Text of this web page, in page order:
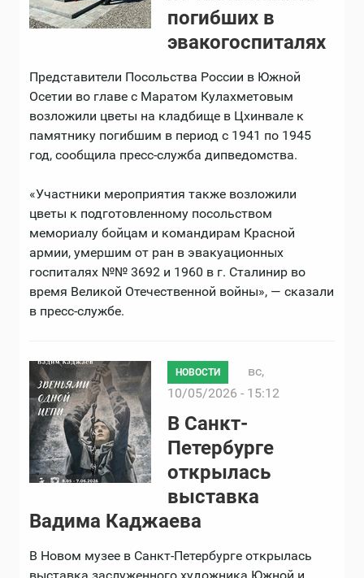
погибших в
эвакогоспиталях
Представители Посольства России в Южной
Осетии во главе с Маратом Кулахметовым
возложили цветы на кладбище в Цхинвале к
памятнику погибшим в период с 1941 по 1945
год, сообщила пресс-служба дипведомства.
«Участники мероприятия также возложили
цветы к подготовленному посольством
мемориалу бойцам и командирам Красной
армии, умершим от ран в эвакуационных
госпиталях №№ 3692 и 1960 в г. Сталинир во
время Великой Отечественной войны», — сказали
в пресс-службе.
НОВОСТИ
вс,
10/05/2026 - 15:12
В Санкт-
Петербурге
открылась
выставка
Вадима Каджаева
В Новом музее в Санкт-Петербурге открылась